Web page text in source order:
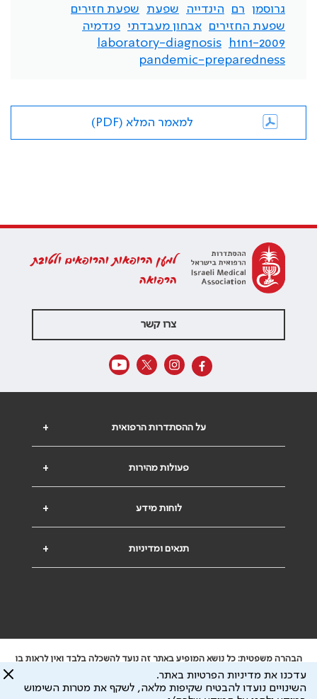
גרוסמן
רם הינדייה שפעת
שפעת חזירים
שפעת החזירים
אבחון מעבדתי פנדמיה
h1n1-2009
laboratory-diagnosis
pandemic-preparedness
למאמר המלא (PDF)
למען הרופאות והרופאים ולטובת
הרפואה
צרו קשר
+ על ההסתדרות הרפואית
+ פעולות מהירות
+ לוחות מידע
+ תנאים ומדיניות
הבהרה משפטית: כל נושא המופיע באתר זה נועד להשכלה בלבד ואין לראות בו
ייעוץ רפואי או משפטי. אין הר"י אחראית לתוכן המתפרסם באתר זה ולכל נזק
שעלול להיגרם.
עדכנו את מדיניות הפרטיות באתר.
השינויים נועדו להבטיח שקיפות מלאה, לשקף את מטרות השימוש